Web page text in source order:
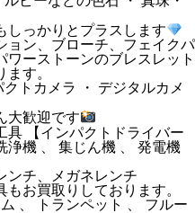
しっかりとプラスします
ョン、ブローチ、フェイクパ
ーストーンのブレスレット
す。
トカメラ ・ デジタルカメ
大歓迎です
具 【インパクトドライバー
浄機 、 集じん機 、 発電機
ンチ、メガネレンチ
お買取りしております。
、 トランペット 、 フルー